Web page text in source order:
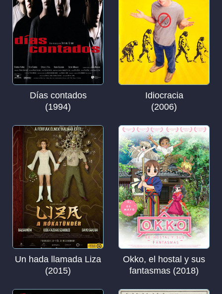
Días contados
(1994)
Idiocracia
(2006)
Un hada llamada Liza
(2015)
Okko, el hostal y sus
fantasmas (2018)